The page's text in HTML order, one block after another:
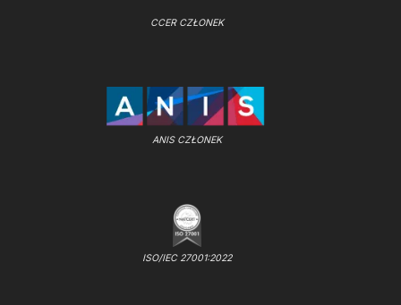
CCER CZŁONEK
ANIS CZŁONEK
ISO/IEC 27001:2022